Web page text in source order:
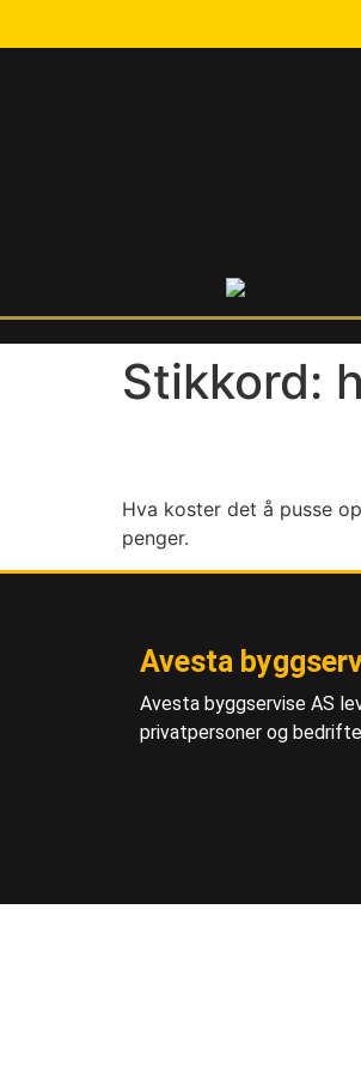
Stikkord:
Hva koster det å pusse
penger.
Avesta
Avesta byggservise AS
privatpersoner og